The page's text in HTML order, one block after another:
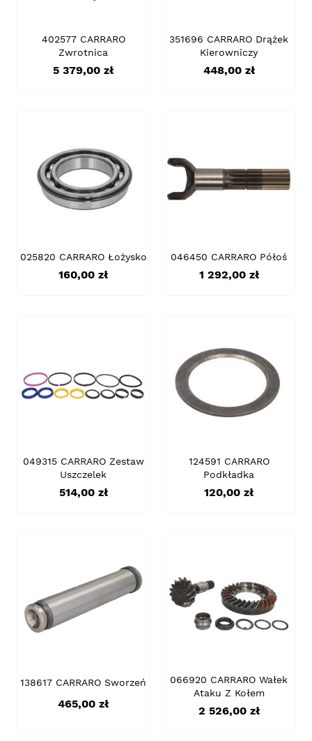
402577 CARRARO
Zwrotnica
Cena
5 379,00 zł
351696 CARRARO Drążek
Kierowniczy
Cena
448,00 zł
025820 CARRARO Łożysko
Cena
160,00 zł
046450 CARRARO Półoś
Cena
1 292,00 zł
049315 CARRARO Zestaw
Uszczelek
Cena
514,00 zł
124591 CARRARO
Podkładka
Cena
120,00 zł
138617 CARRARO Sworzeń
Cena
465,00 zł
066920 CARRARO Wałek
Ataku Z Kołem
Cena
2 526,00 zł